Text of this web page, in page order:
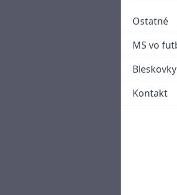
Ostatné
MS vo
Bleskovky
Kontakt